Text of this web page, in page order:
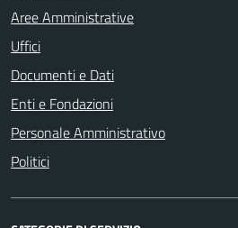
Aree Amministrative
Uffici
Documenti e Dati
Enti e Fondazioni
Personale Amministrativo
Politici